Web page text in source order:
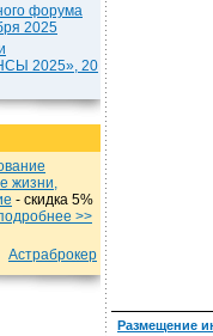
форума
2025
2025», 20
жизни,
- cкидка 5%
>>
Астраброкер
Размещение